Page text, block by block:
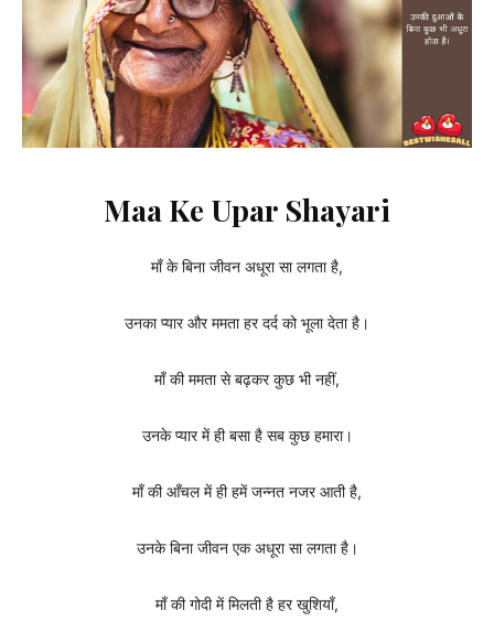
Maa Ke Upar Shayari
माँ के बिना जीवन अधूरा सा लगता है,
उनका प्यार और ममता हर दर्द को भूला देता है।
माँ की ममता से बढ़कर कुछ भी नहीं,
उनके प्यार में ही बसा है सब कुछ हमारा।
माँ की आँचल में ही हमें जन्नत नजर आती है,
उनके बिना जीवन एक अधूरा सा लगता है।
माँ की गोदी में मिलती है हर खुशियाँ,